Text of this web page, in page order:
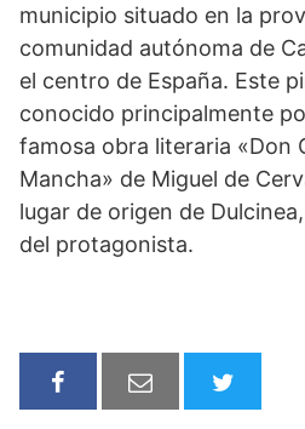
municipio situado en la
comunidad autónoma de
el centro de España. Este
conocido principalmente
famosa obra literaria «Don
Mancha» de Miguel de
lugar de origen de
del protagonista.